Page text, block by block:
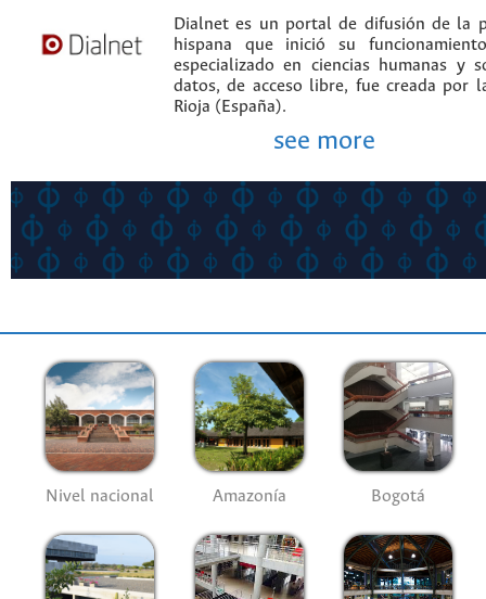
Dialnet es un portal de difusión de la
hispana que inició su
especializado en ciencias humanas y
datos, de acceso libre, fue creada por
Rioja (España).
see more
Nivel nacional Amazonía Bogotá